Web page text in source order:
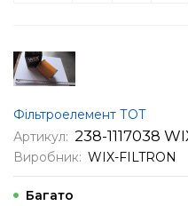
Фільтроелемент ТОТ
Артикул: 238-1117038
Виробник: WIX-FILTRON
Багато